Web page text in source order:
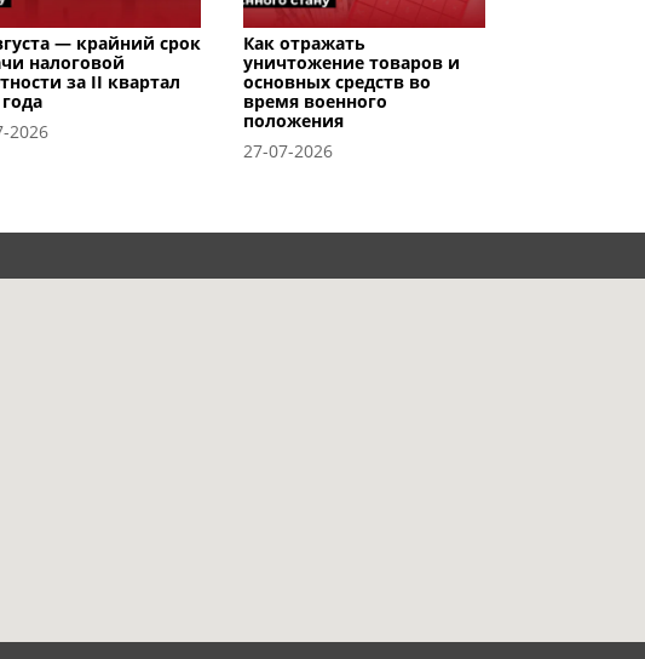
— крайний срок
налоговой
за II квартал
2026
Как отражать
уничтожение товаров и
основных средств во
время военного
положения
27-07-2026